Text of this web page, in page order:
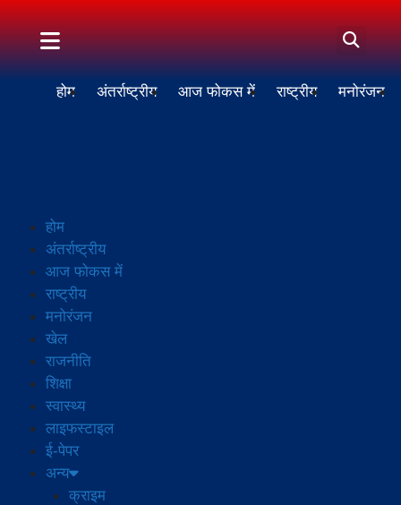
होम अंतर्राष्ट्रीय आज फोकस में राष्ट्रीय मनोरंजन
होम
अंतर्राष्ट्रीय
आज फोकस में
राष्ट्रीय
मनोरंजन
खेल
राजनीति
शिक्षा
स्वास्थ्य
लाइफस्टाइल
ई-पेपर
अन्य
क्राइम